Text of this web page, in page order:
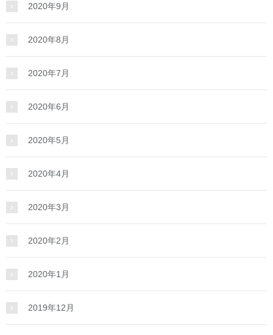
2020年9月
2020年8月
2020年7月
2020年6月
2020年5月
2020年4月
2020年3月
2020年2月
2020年1月
2019年12月